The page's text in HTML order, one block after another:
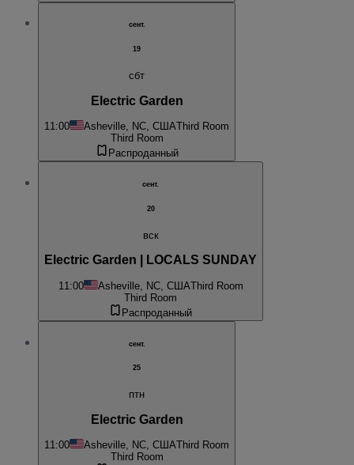
сент.
19
сбт
Electric Garden
11:00 Asheville, NC, СШАThird Room
Third Room
Распроданный
сент.
20
вск
Electric Garden | LOCALS SUNDAY
11:00 Asheville, NC, СШАThird Room
Third Room
Распроданный
сент.
25
птн
Electric Garden
11:00 Asheville, NC, СШАThird Room
Third Room